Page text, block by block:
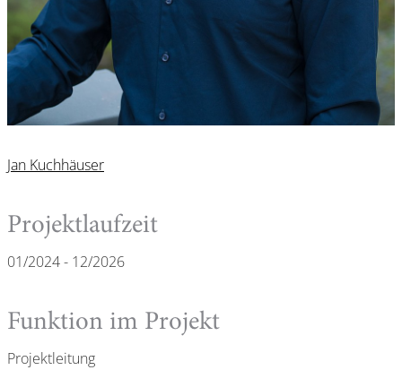
Jan Kuchhäuser
Projektlaufzeit
01/2024 - 12/2026
Funktion im Projekt
Projektleitung